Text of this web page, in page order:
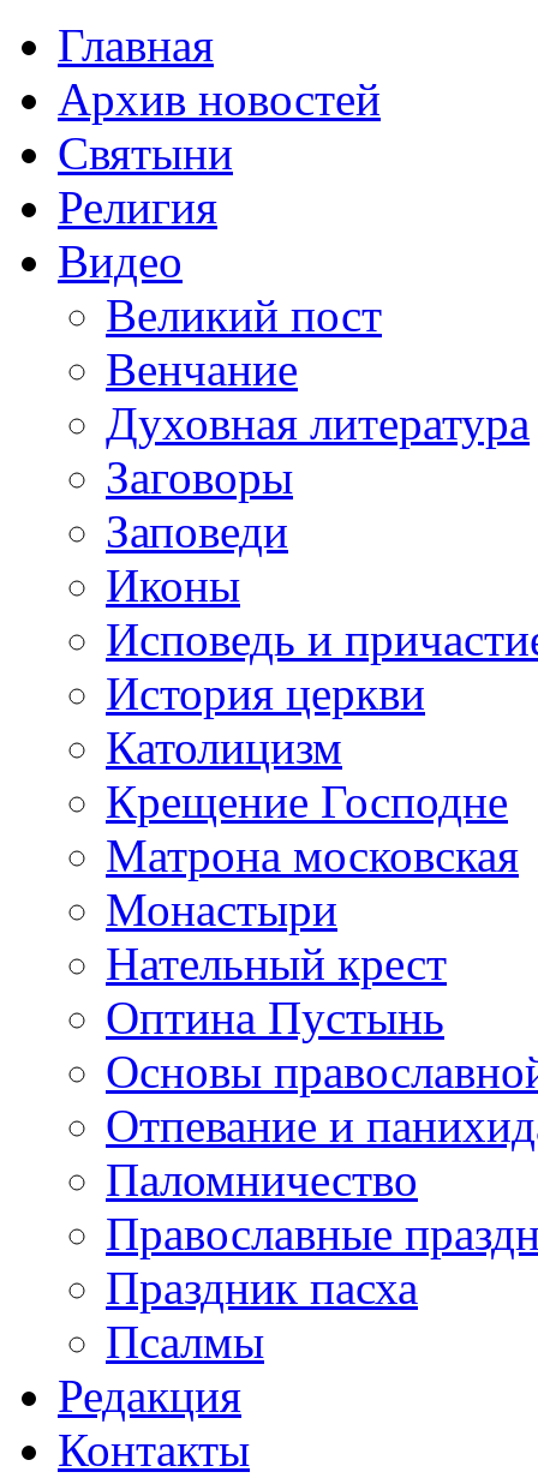
Главная
Архив новостей
Святыни
Религия
Видео
Великий пост
Венчание
Духовная литература
Заговоры
Заповеди
Иконы
Исповедь и
История церкви
Католицизм
Крещение Господне
Матрона московская
Монастыри
Нательный крест
Оптина Пустынь
Основы
Отпевание и
Паломничество
Православные
Праздник пасха
Псалмы
Редакция
Контакты